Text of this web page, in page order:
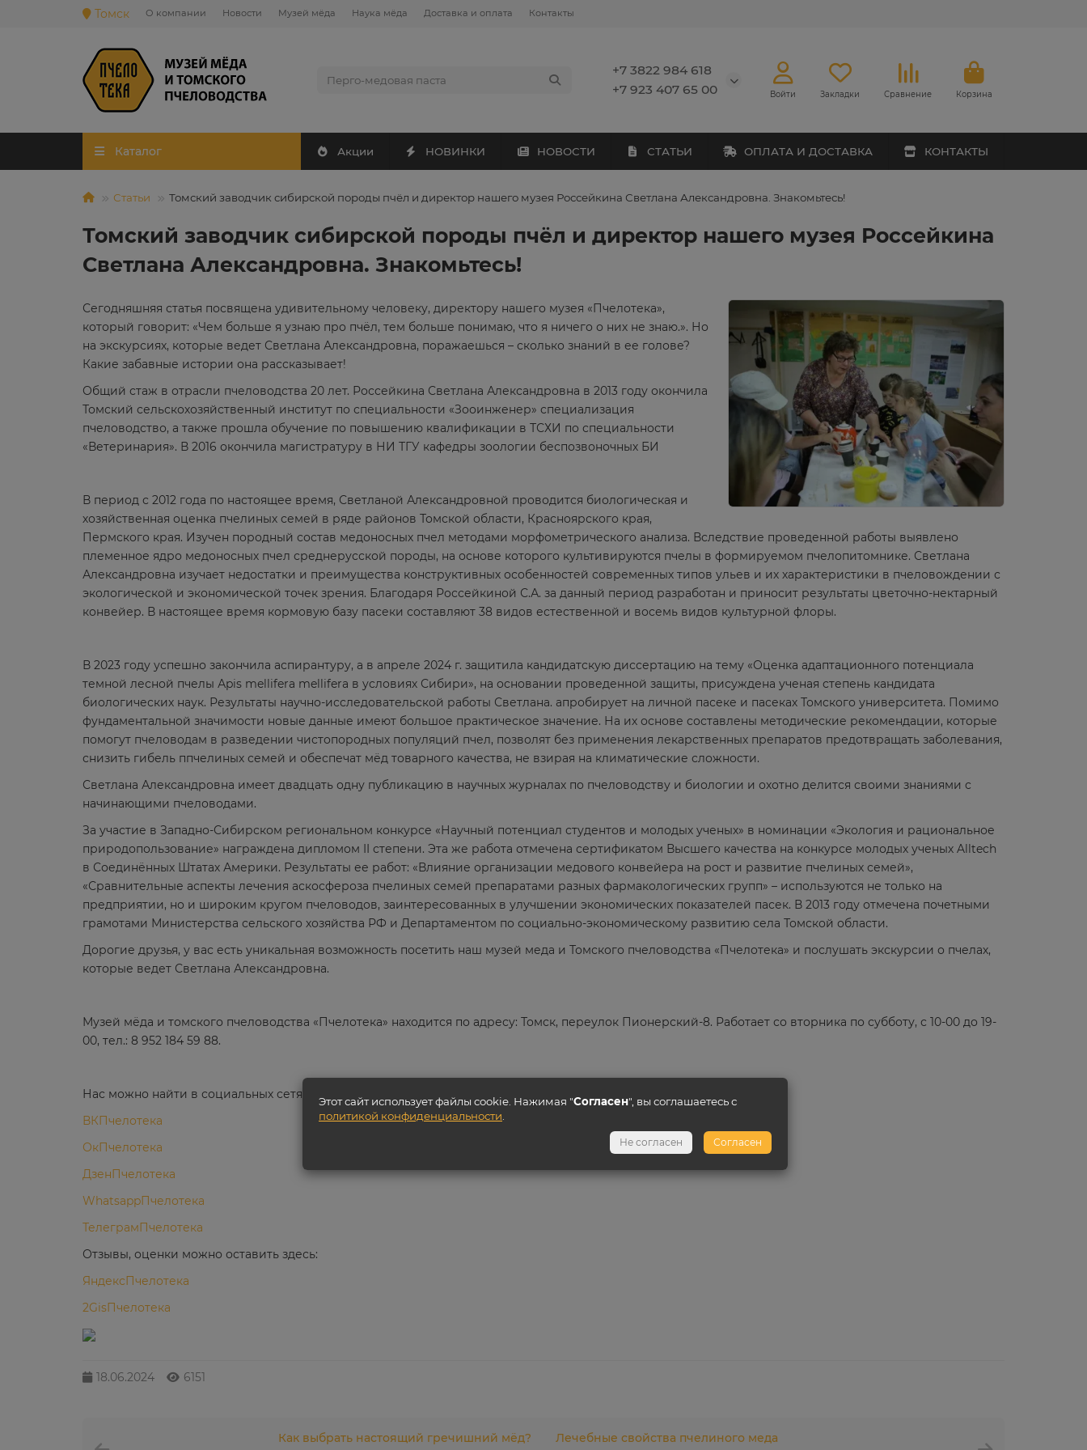
Томск
Ваш город —
О компании Новости Музей мёда Наука мёда Доставка и оплата Контакты
+7 3822 984 618
+7 923 407 65 00
Войти Закладки Сравнение Корзина
Каталог Акции НОВИНКИ НОВОСТИ СТАТЬИ ОПЛАТА И ДОСТАВКА КОНТАКТЫ
Статьи Томский заводчик сибирской породы пчёл и директор нашего музея Россейкина Светлана Александровна. Знакомьтесь!
Томский заводчик сибирской породы пчёл и директор нашего музея Россейкина
Светлана Александровна. Знакомьтесь!
Сегодняшняя статья посвящена удивительному человеку, директору нашего музея «Пчелотека»,
который говорит: «Чем больше я узнаю про пчёл, тем больше понимаю, что я ничего о них не знаю.». Но
на экскурсиях, которые ведет Светлана Александровна, поражаешься – сколько знаний в ее голове?
Какие забавные истории она рассказывает!
Общий стаж в отрасли пчеловодства 20 лет. Россейкина Светлана Александровна в 2013 году окончила
Томский сельскохозяйственный институт по специальности «Зооинженер» специализация
пчеловодство, а также прошла обучение по повышению квалификации в ТСХИ по специальности
«Ветеринария». В 2016 окончила магистратуру в НИ ТГУ кафедры зоологии беспозвоночных БИ
В период с 2012 года по настоящее время, Светланой Александровной проводится биологическая и
хозяйственная оценка пчелиных семей в ряде районов Томской области, Красноярского края,
Пермского края. Изучен породный состав медоносных пчел методами морфометрического анализа. Вследствие проведенной работы выявлено
племенное ядро медоносных пчел среднерусской породы, на основе которого культивируются пчелы в формируемом пчелопитомнике. Светлана
Александровна изучает недостатки и преимущества конструктивных особенностей современных типов ульев и их характеристики в пчеловождении с
экологической и экономической точек зрения. Благодаря Россейкиной С.А. за данный период разработан и приносит результаты цветочно-нектарный
конвейер. В настоящее время кормовую базу пасеки составляют 38 видов естественной и восемь видов культурной флоры.
В 2023 году успешно закончила аспирантуру, а в апреле 2024 г. защитила кандидатскую диссертацию на тему «Оценка адаптационного потенциала
темной лесной пчелы Аpis mellifera mellifera в условиях Сибири», на основании проведенной защиты, присуждена ученая степень кандидата
биологических наук. Результаты научно-исследовательской работы Светлана. апробирует на личной пасеке и пасеках Томского университета. Помимо
фундаментальной значимости новые данные имеют большое практическое значение. На их основе составлены методические рекомендации, которые
помогут пчеловодам в разведении чистопородных популяций пчел, позволят без применения лекарственных препаратов предотвращать заболевания,
снизить гибель ппчелиных семей и обеспечат мёд товарного качества, не взирая на климатические сложности.
Светлана Александровна имеет двадцать одну публикацию в научных журналах по пчеловодству и биологии и охотно делится своими знаниями с
начинающими пчеловодами.
За участие в Западно-Сибирском региональном конкурсе «Научный потенциал студентов и молодых ученых» в номинации «Экология и рациональное
природопользование» награждена дипломом II степени. Эта же работа отмечена сертификатом Высшего качества на конкурсе молодых ученых Alltech
в Соединённых Штатах Америки. Результаты ее работ: «Влияние организации медового конвейера на рост и развитие пчелиных семей»,
«Сравнительные аспекты лечения аскосфероза пчелиных семей препаратами разных фармакологических групп» – используются не только на
предприятии, но и широким кругом пчеловодов, заинтересованных в улучшении экономических показателей пасек. В 2013 году отмечена почетными
грамотами Министерства сельского хозяйства РФ и Департаментом по социально-экономическому развитию села Томской области.
Дорогие друзья, у вас есть уникальная возможность посетить наш музей меда и Томского пчеловодства «Пчелотека» и послушать экскурсии о пчелах,
которые ведет Светлана Александровна.
Музей мёда и томского пчеловодства «Пчелотека» находится по адресу: Томск, переулок Пионерский-8. Работает со вторника по субботу, с 10-00 до 19-
00, тел.: 8 952 184 59 88.
Нас можно найти в социальных сетях:
ВКПчелотека
ОкПчелотека
ДзенПчелотека
WhatsappПчелотека
ТелеграмПчелотека
Отзывы, оценки можно оставить здесь:
ЯндексПчелотека
2GisПчелотека
18.06.2024 6151
Как выбрать настоящий гречишний мёд? Лечебные свойства пчелиного меда
Этот сайт использует файлы cookie. Нажимая "Согласен", вы соглашаетесь с
политикой конфиденциальности
Не согласен Согласен